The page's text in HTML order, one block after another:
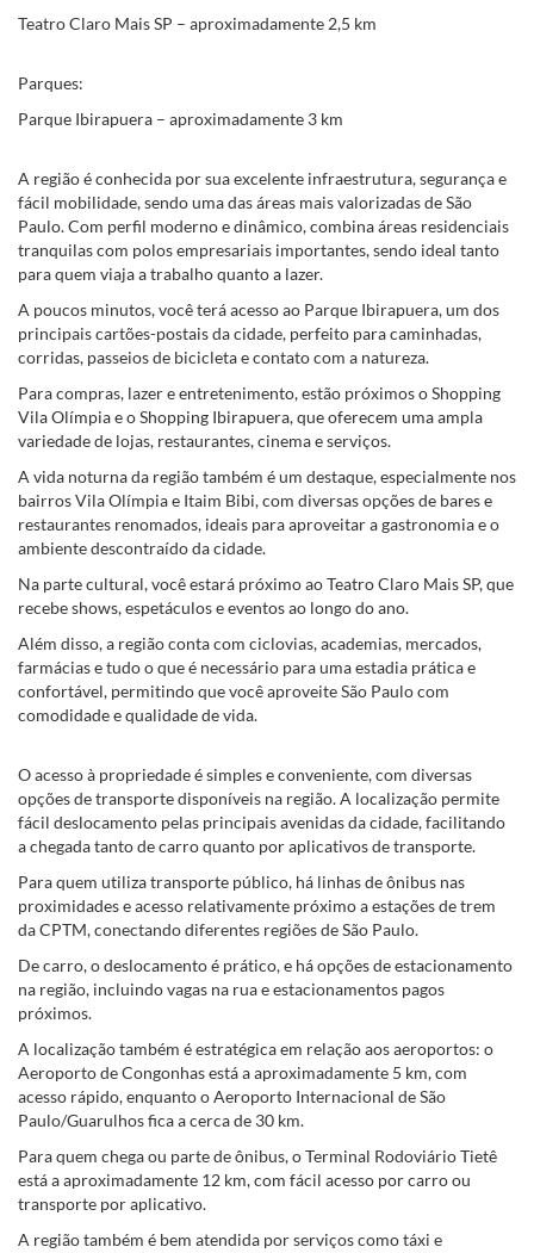
Teatro Claro Mais SP – aproximadamente 2,5 km
Parques:
Parque Ibirapuera – aproximadamente 3 km
A região é conhecida por sua excelente infraestrutura, segurança e
fácil mobilidade, sendo uma das áreas mais valorizadas de São
Paulo. Com perfil moderno e dinâmico, combina áreas residenciais
tranquilas com polos empresariais importantes, sendo ideal tanto
para quem viaja a trabalho quanto a lazer.
A poucos minutos, você terá acesso ao Parque Ibirapuera, um dos
principais cartões-postais da cidade, perfeito para caminhadas,
corridas, passeios de bicicleta e contato com a natureza.
Para compras, lazer e entretenimento, estão próximos o Shopping
Vila Olímpia e o Shopping Ibirapuera, que oferecem uma ampla
variedade de lojas, restaurantes, cinema e serviços.
A vida noturna da região também é um destaque, especialmente nos
bairros Vila Olímpia e Itaim Bibi, com diversas opções de bares e
restaurantes renomados, ideais para aproveitar a gastronomia e o
ambiente descontraído da cidade.
Na parte cultural, você estará próximo ao Teatro Claro Mais SP, que
recebe shows, espetáculos e eventos ao longo do ano.
Além disso, a região conta com ciclovias, academias, mercados,
farmácias e tudo o que é necessário para uma estadia prática e
confortável, permitindo que você aproveite São Paulo com
comodidade e qualidade de vida.
O acesso à propriedade é simples e conveniente, com diversas
opções de transporte disponíveis na região. A localização permite
fácil deslocamento pelas principais avenidas da cidade, facilitando
a chegada tanto de carro quanto por aplicativos de transporte.
Para quem utiliza transporte público, há linhas de ônibus nas
proximidades e acesso relativamente próximo a estações de trem
da CPTM, conectando diferentes regiões de São Paulo.
De carro, o deslocamento é prático, e há opções de estacionamento
na região, incluindo vagas na rua e estacionamentos pagos
próximos.
A localização também é estratégica em relação aos aeroportos: o
Aeroporto de Congonhas está a aproximadamente 5 km, com
acesso rápido, enquanto o Aeroporto Internacional de São
Paulo/Guarulhos fica a cerca de 30 km.
Para quem chega ou parte de ônibus, o Terminal Rodoviário Tietê
está a aproximadamente 12 km, com fácil acesso por carro ou
transporte por aplicativo.
A região também é bem atendida por serviços como táxi e